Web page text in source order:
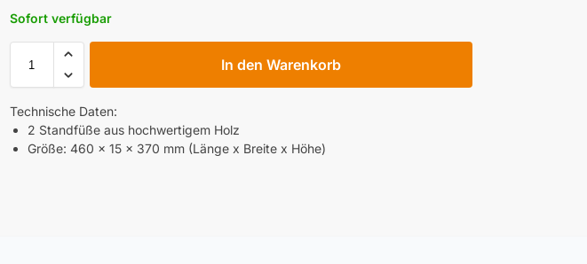
Sofort verfügbar
In den Warenkorb
Technische Daten:
2 Standfüße aus hochwertigem Holz
Größe: 460 x 15 x 370 mm (Länge x Breite x Höhe)